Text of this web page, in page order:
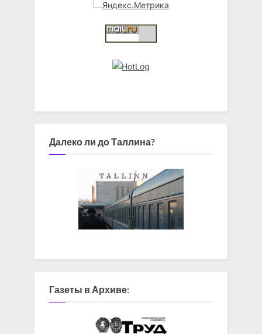
Далеко ли до Таллина?
Газеты в Архиве: